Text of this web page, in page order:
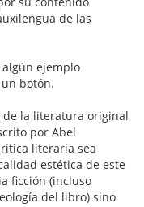
de las
ejemplo
botón.
de la literatura original
por Abel
literaria sea
estética de este
ficción (incluso
del libro) sino